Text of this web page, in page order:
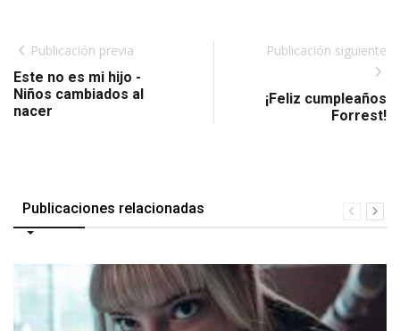
Publicación previa
Este no es mi hijo -
Niños cambiados al
nacer
Publicación siguiente
¡Feliz cumpleaños
Forrest!
Publicaciones relacionadas